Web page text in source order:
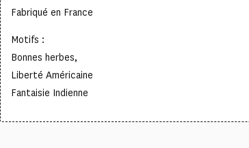
Fabriqué en France
Motifs :
Bonnes herbes,
Liberté Américaine
Fantaisie Indienne